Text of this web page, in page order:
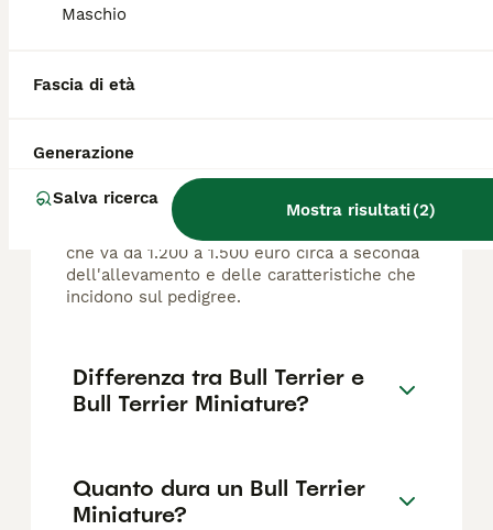
Maschio
Fascia di età
Generazione
Salva ricerca
Mostra risultati(2)
terrier?
Il prezzo di un cucciolo di Bull Terrier si
aggira intorno ai 1.300 euro, con una fascia
che va da 1.200 a 1.500 euro circa a seconda
dell'allevamento e delle caratteristiche che
incidono sul pedigree.
Differenza tra Bull Terrier e
Bull Terrier Miniature?
Quanto dura un Bull Terrier
Miniature?